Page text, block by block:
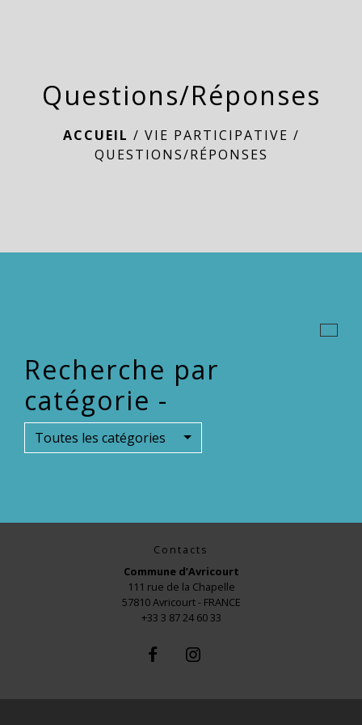
Questions/Réponses
ACCUEIL / VIE PARTICIPATIVE /
QUESTIONS/RÉPONSES
Recherche par
catégorie -
Toutes les catégories
Contacts
Commune d’Avricourt
111 rue de la Chapelle
57810 Avricourt - FRANCE
+33 3 87 24 60 33